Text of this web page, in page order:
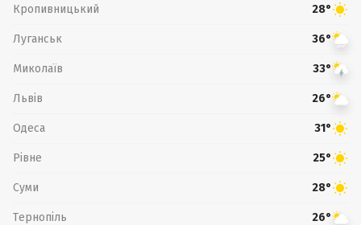
Кропивницький 28°
Луганськ 36°
Миколаїв 33°
Львів 26°
Одеса 31°
Рівне 25°
Суми 28°
Тернопіль 26°